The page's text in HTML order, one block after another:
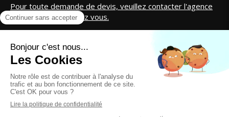
Pour toute demande de devis, veuillez contacter l'agence
la plus proche de chez vous.
contact@cosmeticar.fr